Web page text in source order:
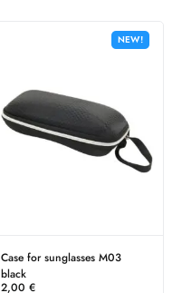
NEW!
Case for sunglasses M03
black
2,00 €